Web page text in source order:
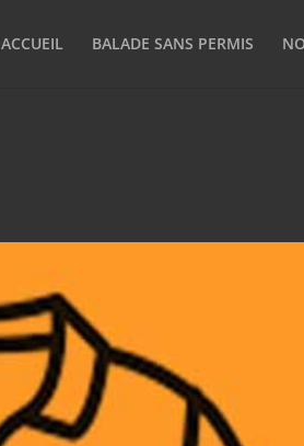
ACCUEIL BALADE SANS PERMIS